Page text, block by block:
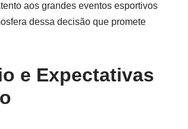
aos grandes eventos esportivos
dessa decisão que promete
e Expectativas